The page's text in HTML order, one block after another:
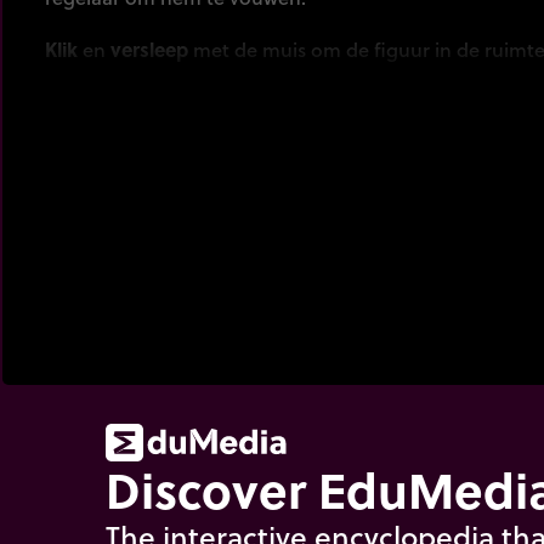
Klik en versleep met de muis om de figuur in de
Discover